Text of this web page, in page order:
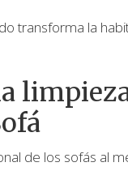
transforma la
de los sofás al